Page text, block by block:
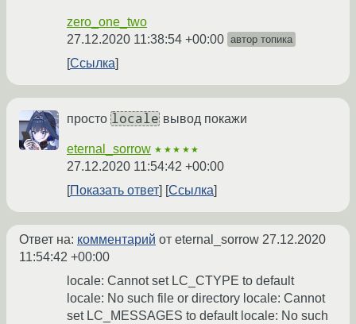
zero_one_two
27.12.2020 11:38:54 +00:00 автор топика
Ссылка
просто locale вывод покажи
eternal_sorrow ★★★★★
27.12.2020 11:54:42 +00:00
Показать ответ
Ссылка
Ответ на: комментарий от eternal_sorrow 27.12.2020
11:54:42 +00:00
locale: Cannot set LC_CTYPE to default
locale: No such file or directory locale: Cannot
set LC_MESSAGES to default locale: No such